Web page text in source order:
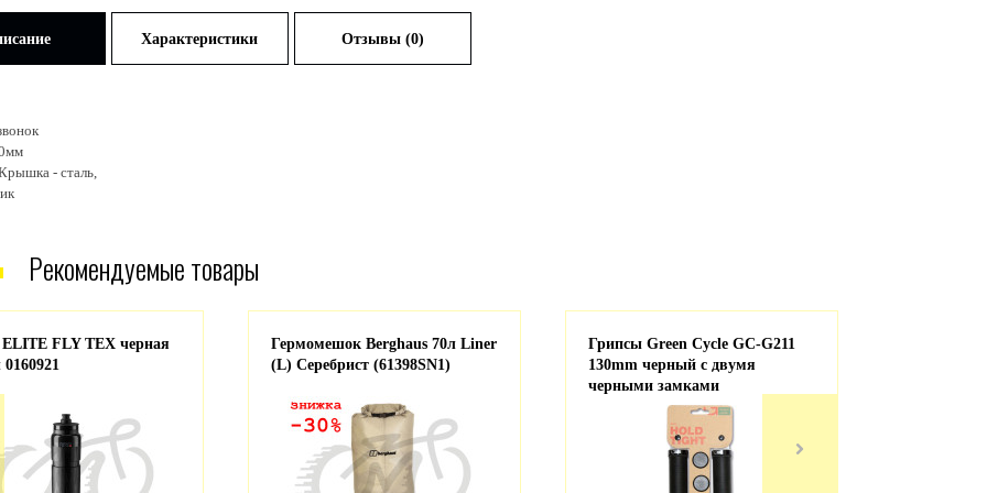
Характеристики Отзывы (0)
- сталь,
Рекомендуемые товары
FLY TEX черная
Гермомешок Berghaus 70л Liner
(L) Серебрист (61398SN1)
Грипсы Green Cycle GC-G211
130mm черный с двумя
черными замками